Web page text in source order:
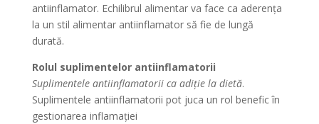
antiinflamator. Echilibrul alimentar va face ca aderența
la un stil alimentar antiinflamator să fie de lungă
durată.
Rolul suplimentelor antiinflamatorii
Suplimentele antiinflamatorii ca adiție la dietă.
Suplimentele antiinflamatorii pot juca un rol benefic în
gestionarea inflamației